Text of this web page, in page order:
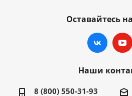
Оставайтесь
Наши
8 (800) 550-31-93